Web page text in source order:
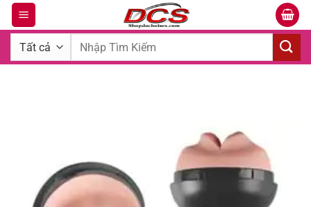
Bỏ
qua
dung
Tìm